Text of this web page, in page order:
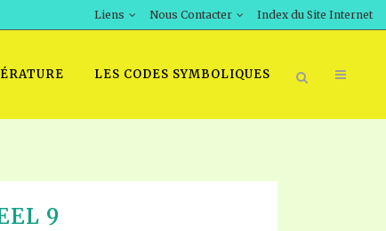
Liens Nous Contacter Index du Site Internet
LES CODES SYMBOLIQUES
9